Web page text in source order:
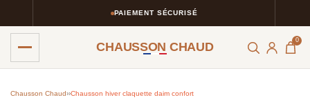
PAIEMENT SÉCURISÉ
CHAUSSON CHAUD 0
Chausson Chaud››Chausson hiver claquette daim confort